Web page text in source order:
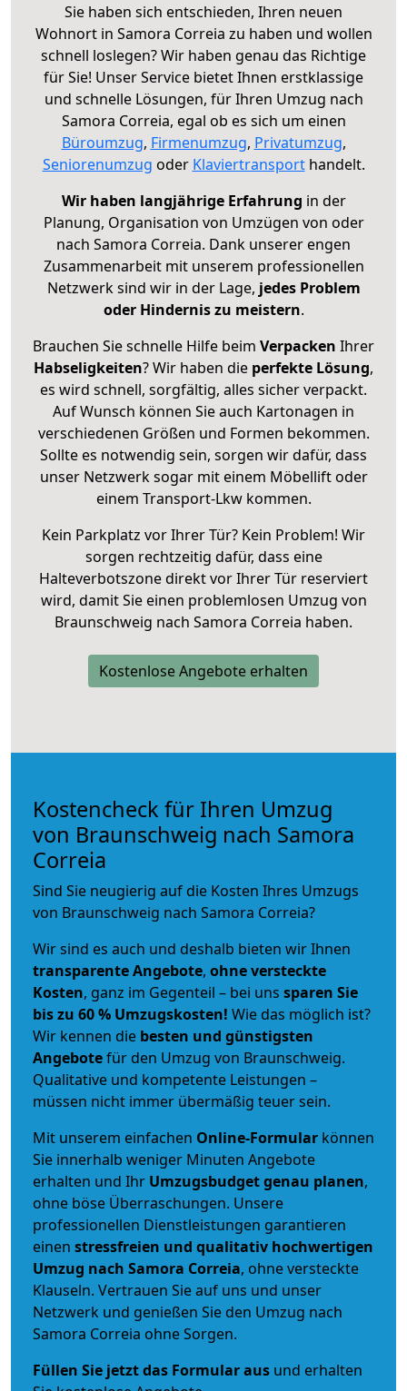
Sie haben sich entschieden, Ihren neuen
Wohnort in Samora Correia zu haben und wollen
schnell loslegen? Wir haben genau das Richtige
für Sie! Unser Service bietet Ihnen erstklassige
und schnelle Lösungen, für Ihren Umzug nach
Samora Correia, egal ob es sich um einen
Büroumzug, Firmenumzug, Privatumzug,
Seniorenumzug oder Klaviertransporthandelt.
Wir haben langjährige Erfahrung in der
Planung, Organisation von Umzügen von oder
nach Samora Correia. Dank unserer engen
Zusammenarbeit mit unserem professionellen
Netzwerk sind wir in der Lage, jedes Problem
oder Hindernis zu meistern.
Brauchen Sie schnelle Hilfe beim Verpacken Ihrer
Habseligkeiten? Wir haben die perfekte Lösung,
es wird schnell, sorgfältig, alles sicher verpackt.
Auf Wunsch können Sie auch Kartonagen in
verschiedenen Größen und Formen bekommen.
Sollte es notwendig sein, sorgen wir dafür, dass
unser Netzwerk sogar mit einem Möbellift oder
einem Transport-Lkw kommen.
Kein Parkplatz vor Ihrer Tür? Kein Problem! Wir
sorgen rechtzeitig dafür, dass eine
Halteverbotszone direkt vor Ihrer Tür reserviert
wird, damit Sie einen problemlosen Umzug von
Braunschweig nach Samora Correia haben.
Kostenlose Angebote erhalten
Kostencheck für Ihren Umzug
von Braunschweig nach Samora
Correia
Sind Sie neugierig auf die Kosten Ihres Umzugs
von Braunschweig nach Samora Correia?
Wir sind es auch und deshalb bieten wir Ihnen
transparente Angebote, ohne versteckte
Kosten, ganz im Gegenteil – bei uns sparen Sie
bis zu 60 % Umzugskosten! Wie das möglich ist?
Wir kennen die besten und günstigsten
Angebotefür den Umzug von Braunschweig.
Qualitative und kompetente Leistungen –
müssen nicht immer übermäßig teuer sein.
Mit unserem einfachen Online-Formular können
Sie innerhalb weniger Minuten Angebote
erhalten und Ihr Umzugsbudgetgenau planen,
ohne böse Überraschungen. Unsere
professionellen Dienstleistungen garantieren
einen stressfreien und qualitativ hochwertigen
Umzug nach Samora Correia, ohne versteckte
Klauseln. Vertrauen Sie auf uns und unser
Netzwerk und genießen Sie den Umzug nach
Samora Correia ohne Sorgen.
Füllen Sie jetzt das Formular aus und erhalten